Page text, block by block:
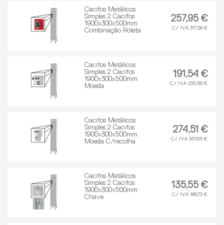
Cacifos Metálicos
Simples 2 Cacifos
1900x300x500mm
Combinação Roleta
257,95 €
C/ IVA 317,28 €
Cacifos Metálicos
Simples 2 Cacifos
1900x300x500mm
Moeda
191,54 €
C/ IVA 235,59 €
Cacifos Metálicos
Simples 2 Cacifos
1900x300x500mm
Moeda C/recolha
274,51 €
C/ IVA 337,65 €
Cacifos Metálicos
Simples 2 Cacifos
1900x300x500mm
Chave
135,55 €
C/ IVA 166,73 €